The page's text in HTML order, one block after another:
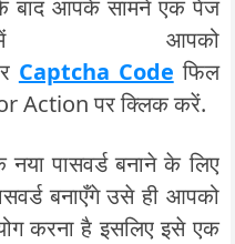
बाद आपके सामने एक पेज
आपको
Captcha Code फिल
Action पर क्लिक करें.
पासवर्ड बनाने के लिए
बनाएँगे उसे ही आपको
करना है इसलिए इसे एक